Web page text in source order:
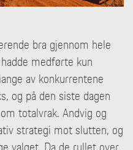
bra gjennom hele
medførte kun
av konkurrentene
og på den siste dagen
totalvrak. Andvig og
strategi mot slutten, og